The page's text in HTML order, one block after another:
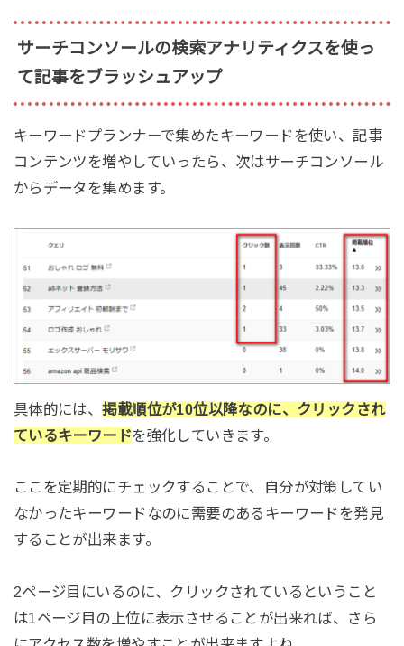
サーチコンソールの検索アナリティクスを使っ
て記事をブラッシュアップ
キーワードプランナーで集めたキーワードを使い、記事
コンテンツを増やしていったら、次はサーチコンソール
からデータを集めます。
具体的には、掲載順位が10位以降なのに、クリックされ
ているキーワードを強化していきます。
ここを定期的にチェックすることで、自分が対策してい
なかったキーワードなのに需要のあるキーワードを発見
することが出来ます。
2ページ目にいるのに、クリックされているということ
は1ページ目の上位に表示させることが出来れば、さら